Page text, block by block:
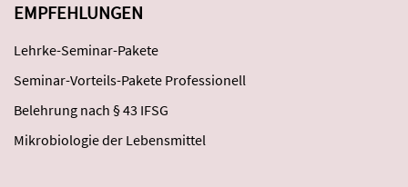
EMPFEHLUNGEN
Lehrke-Seminar-Pakete
Seminar-Vorteils-Pakete Professionell
Belehrung nach § 43 IFSG
Mikrobiologie der Lebensmittel